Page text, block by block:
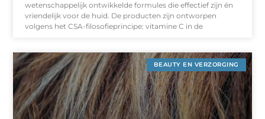
wetenschappelijk ontwikkelde formules die effectief zijn én
vriendelijk voor de huid. De producten zijn ontworpen
volgens het CSA-filosofieprincipe: vitamine C in de
BEAUTY EN VERZORGING